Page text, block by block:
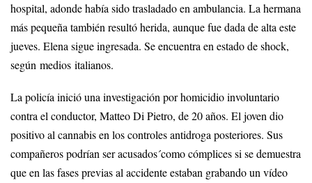
hospital, adonde había sido trasladado en ambulancia. La hermana
más pequeña también resultó herida, aunque fue dada de alta este
jueves. Elena sigue ingresada. Se encuentra en estado de shock,
según medios italianos.
La policía inició una investigación por homicidio involuntario
contra el conductor, Matteo Di Pietro, de 20 años. El joven dio
positivo al cannabis en los controles antidroga posteriores. Sus
compañeros podrían ser acusados´como cómplices si se demuestra
que en las fases previas al accidente estaban grabando un vídeo